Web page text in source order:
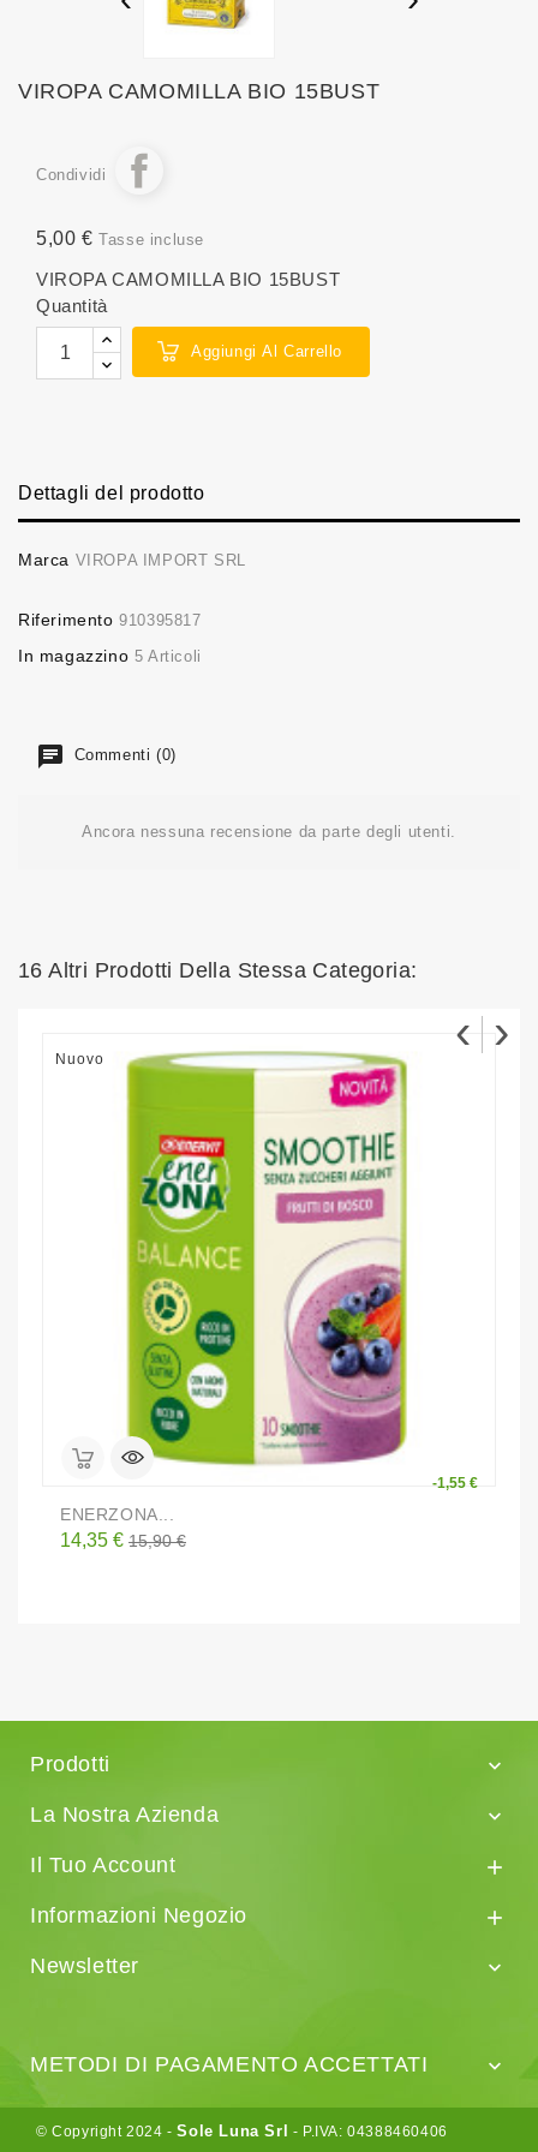
VIROPA CAMOMILLA BIO 15BUST
Condividi
5,00 € Tasse incluse
VIROPA CAMOMILLA BIO 15BUST
Quantità
Aggiungi Al Carrello
Dettagli del prodotto
Marca VIROPA IMPORT SRL
Riferimento 910395817
In magazzino 5 Articoli
Commenti (0)
Ancora nessuna recensione da parte degli utenti.
16 Altri Prodotti Della Stessa Categoria:
Nuovo
ENERZONA...
Prezzo
14,35 €
-1,55 €
Prezzo
15,90 €
‹ ›
Prodotti

La Nostra Azienda

Il Tuo Account

Informazioni Negozio

Newsletter

METODI DI PAGAMENTO ACCETTATI 
© Copyright 2024 -Sole Luna Srl
- P.IVA: 04388460406